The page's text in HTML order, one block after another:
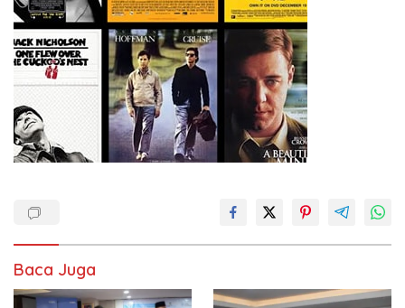
Baca Juga